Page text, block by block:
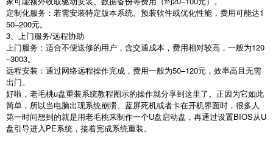
定制化服务：若需安装特定版本系统、预装软件或优化性能，费用可能达1
50–200元。
3 、上门服务/远程协助
上门服务：适合不便送修的用户，含交通成本，费用相对较高，一般为120
–3003。
远程安装：通过网络远程操作完成，费用一般为50–120元，效率高且无需
出门。
好啦，老毛桃u盘重装系统教程图示的操作就分享到这里了。正因为它如此
简单，所以当电脑出现系统崩溃、蓝屏死机或者卡在开机界面时，很多人
第一时间想到的就是用老毛桃来制作一个U盘启动盘，再通过设置BIOS从U
盘引导进入 PE系统，接着完成系统重装。